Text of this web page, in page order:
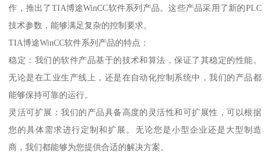
作，推出了TIA博途WinCC软件系列产品。这些产品采用了新的PLC
技术参数，能够满足复杂的控制要求。
TIA博途WinCC软件系列产品的特点：
稳定：我们的软件产品基于的技术和算法，保证了其稳定的性能。
无论是在工业生产线上，还是在自动化控制系统中，我们的产品都
能够保持可靠的运行。
灵活可扩展：我们的产品具备高度的灵活性和可扩展性，可以根据
您的具体需求进行定制和扩展。无论您是小型企业还是大型制造
商，我们都能够为您提供合适的解决方案。